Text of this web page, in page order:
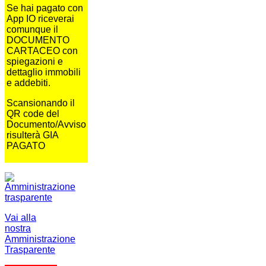
Se hai pagato con
App IO riceverai
comunque il
DOCUMENTO
CARTACEO con
spiegazioni e
dettaglio immobili
e addebiti.
Scansionando il
QR code del
Documento/Avviso
risulterà GIA
PAGATO
Vai alla
nostra
Amministrazione
Trasparente